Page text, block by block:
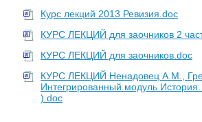
Курс лекций 2013 Ревизия.doc
КУРС ЛЕКЦИЙ для заочников 2
КУРС ЛЕКЦИЙ для заочников.doc
КУРС ЛЕКЦИЙ Ненадовец А.М.,
Интегрированный модуль
).doc